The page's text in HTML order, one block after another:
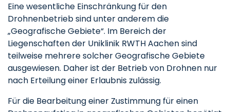
Eine wesentliche Einschränkung für den
Drohnenbetrieb sind unter anderem die
„Geografische Gebiete“. Im Bereich der
Liegenschaften der Uniklinik RWTH Aachen sind
teilweise mehrere solcher Geografische Gebiete
ausgewiesen. Daher ist der Betrieb von Drohnen nur
nach Erteilung einer Erlaubnis zulässig.
Für die Bearbeitung einer Zustimmung für einen